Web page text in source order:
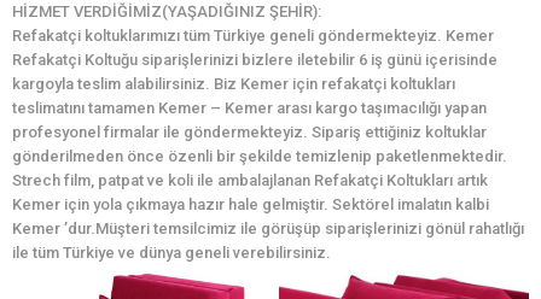
HİZMET VERDİĞİMİZ(YAŞADIĞINIZ ŞEHİR):
Refakatçi koltuklarımızı tüm Türkiye geneli göndermekteyiz. Kemer
Refakatçi Koltuğu siparişlerinizi bizlere iletebilir 6 iş günü içerisinde
kargoyla teslim alabilirsiniz. Biz Kemer için refakatçi koltukları
teslimatını tamamen Kemer – Kemer arası kargo taşımacılığı yapan
profesyonel firmalar ile göndermekteyiz. Sipariş ettiğiniz koltuklar
gönderilmeden önce özenli bir şekilde temizlenip paketlenmektedir.
Strech film, patpat ve koli ile ambalajlanan Refakatçi Koltukları artık
Kemer için yola çıkmaya hazır hale gelmiştir. Sektörel imalatın kalbi
Kemer ’dur.Müşteri temsilcimiz ile görüşüp siparişlerinizi gönül rahatlığı
ile tüm Türkiye ve dünya geneli verebilirsiniz.